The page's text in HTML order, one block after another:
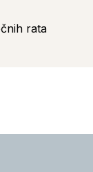
rata